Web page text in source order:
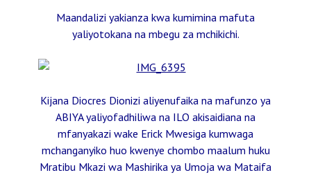
Maandalizi yakianza kwa kumimina mafuta
yaliyotokana na mbegu za mchikichi.
Kijana Diocres Dionizi aliyenufaika na mafunzo ya
ABIYA yaliyofadhiliwa na ILO akisaidiana na
mfanyakazi wake Erick Mwesiga kumwaga
mchanganyiko huo kwenye chombo maalum huku
Mratibu Mkazi wa Mashirika ya Umoja wa Mataifa